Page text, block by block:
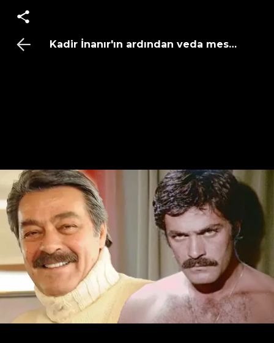
Kadir İnanır'ın ardından veda mesajları